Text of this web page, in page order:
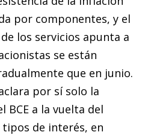
por componentes, y el
los servicios apunta a
se están
que en junio.
por sí solo la
BCE a la vuelta del
de interés, en